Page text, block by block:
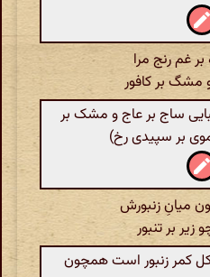
غم رنج مرا
مشگ بر کافور
ساج بر عاج و مشک بر
بر سپیدی رخ)
میان‌ِ زنبورش
زیر بر تنبور
کمر زنبور است همچون